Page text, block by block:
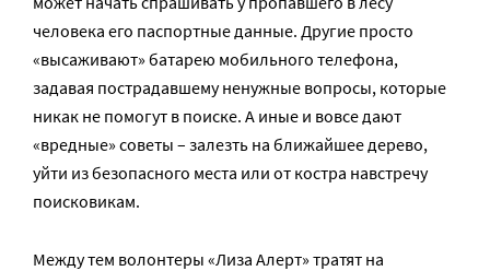
человека его паспортные данные. Другие просто
«высаживают» батарею мобильного телефона,
задавая пострадавшему ненужные вопросы, которые
никак не помогут в поиске. А иные и вовсе дают
«вредные» советы – залезть на ближайшее дерево,
уйти из безопасного места или от костра навстречу
поисковикам.
Между тем волонтеры «Лиза Алерт» тратят на